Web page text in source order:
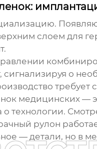
слоем для
сигнализируя о
требует
медицинских—
о технологии.
рулон
— детали, но в